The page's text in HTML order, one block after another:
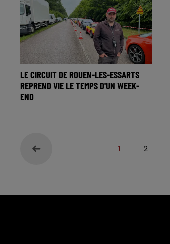
LE CIRCUIT DE ROUEN-LES-ESSARTS
REPREND VIE LE TEMPS D'UN WEEK-
END
1 2